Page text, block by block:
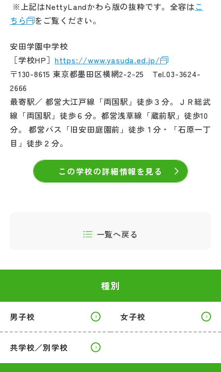
※上記はNettyLandかわら版の抜粋です。全容はこ
ちら
をご覧ください。
安田学園中学校
［学校HP］ https://www.yasuda.ed.jp/
〒130-8615 東京都墨田区横網2-2-25 Tel.03-3624-
2666
最寄駅／ 都営大江戸線「両国駅」徒歩３分。ＪＲ総武
線「両国駅」徒歩６分。都営浅草線「蔵前駅」徒歩10
分。 都営バス「旧安田庭園前」徒歩１分・「石原一丁
目」徒歩２分。
この学校の詳細情報を見る
一覧へ戻る
種別
男子校 女子校
共学校／別学校